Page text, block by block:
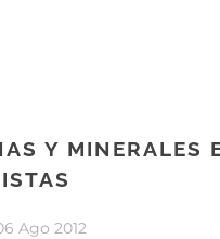
Y MINERALES
Ago 2012